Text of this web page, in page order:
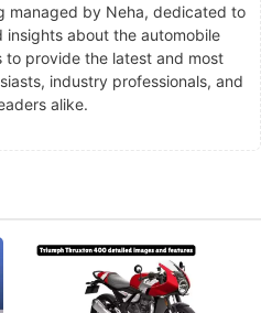
managed by Neha, dedicated to
insights about the automobile
to provide the latest and most
industry professionals, and
alike.